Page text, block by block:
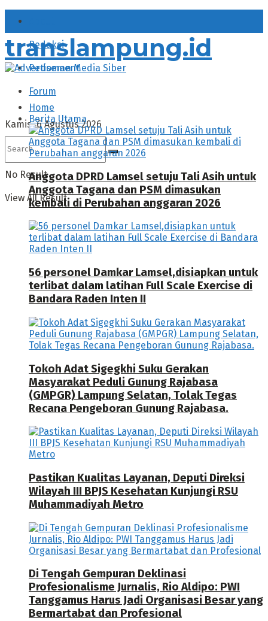
Redaksi
Pedoman Media Siber
Forum
Kamis, 6 Agustus 2026
No Result
View All Result
translampung.id
Home
Berita Utama
Anggota DPRD Lamsel setuju Tali Asih untuk
Anggota Tagana dan PSM dimasukan
kembali di Perubahan anggaran 2026
56 personel Damkar Lamsel,disiapkan untuk
terlibat dalam latihan Full Scale Exercise di
Bandara Raden Inten II
Tokoh Adat Sigegkhi Suku Gerakan
Masyarakat Peduli Gunung Rajabasa
(GMPGR) Lampung Selatan, Tolak Tegas
Recana Pengeboran Gunung Rajabasa.
Pastikan Kualitas Layanan, Deputi Direksi
Wilayah III BPJS Kesehatan Kunjungi RSU
Muhammadiyah Metro
Di Tengah Gempuran Deklinasi
Profesionalisme Jurnalis, Rio Aldipo: PWI
Tanggamus Harus Jadi Organisasi Besar yang
Bermartabat dan Profesional